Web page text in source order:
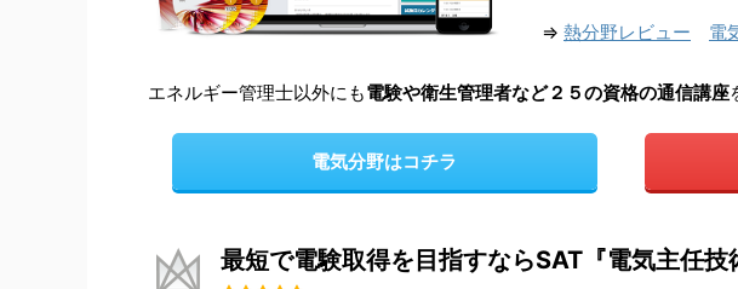
⇒ 熱分野レビュー 電
エネルギー管理士以外にも電験や衛生管理者など２５の資格の通信講座
電気分野はコチラ
最短で電験取得を目指すならSAT『電気主任技